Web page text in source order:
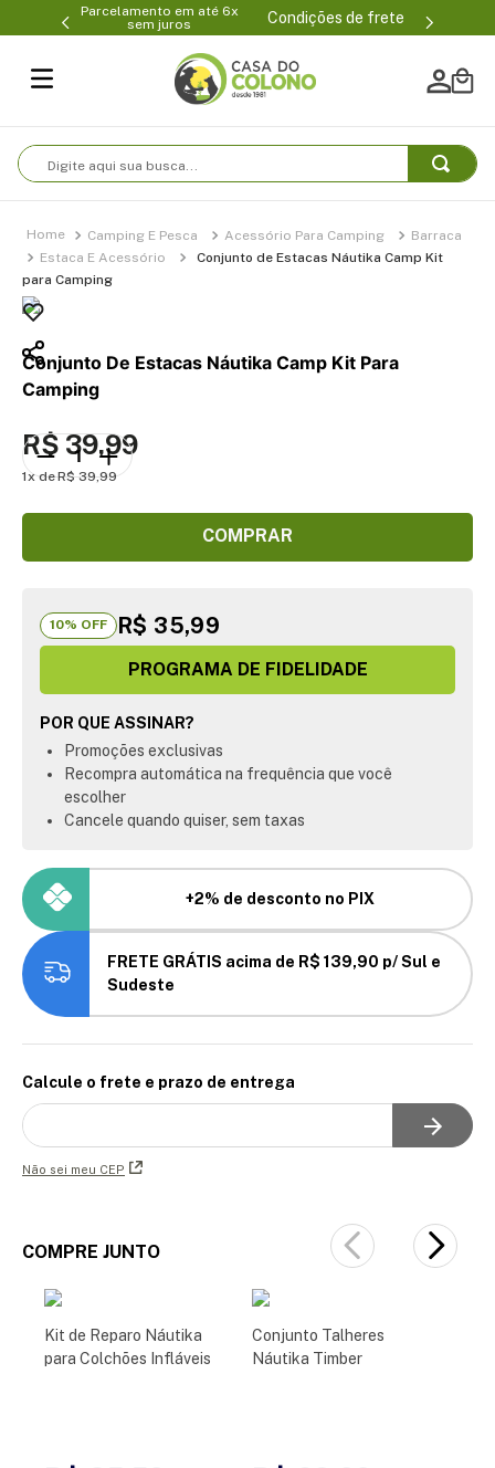
Condições de frete (47) 3399-0231 (47)
Digite aqui sua busca...
Camping E Pesca Acessório Para Camping
Barraca
Estaca E Acessório
Conjunto de Estacas Náutika Camp Kit
para Camping
Conjunto De Estacas Náutika Camp Kit Para
Camping
R$39,99
1 R$ 39,99
COMPRAR
10% OFF R$ 35,99
PROGRAMA DE FIDELIDADE
POR QUE ASSINAR?
Promoções exclusivas
Recompra automática na frequência que você
escolher
Cancele quando quiser, sem taxas
+2% de desconto no PIX
FRETE GRÁTIS acima de R$ 139,90 p/ Sul e
Sudeste
Calcule o frete e prazo de entrega
Não sei meu CEP
COMPRE JUNTO
Kit de Reparo Náutika
para Colchões Infláveis
Conjunto Talheres
Náutika Timber